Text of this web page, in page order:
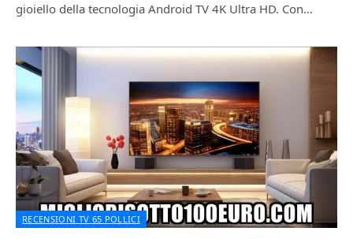
gioiello della tecnologia Android TV 4K Ultra HD. Con…
RECENSIONI TV 65 POLLICI